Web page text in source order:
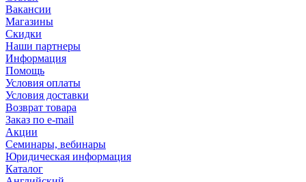
Вакансии
Магазины
Скидки
Наши партнеры
Информация
Помощь
Условия оплаты
Условия доставки
Возврат товара
Заказ по e-mail
Акции
Семинары, вебинары
Юридическая информация
Каталог